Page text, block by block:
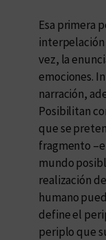
Esa primera
vez, la
emociones.
narración,
Posibilitan
que se
fragmento
mundo
realización
humano
define el
periplo que